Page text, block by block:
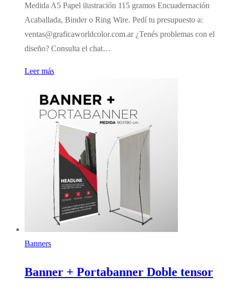
Medida A5 Papel ilustración 115 gramos Encuadernación
Acaballada, Binder o Ring Wire. Pedí tu presupuesto a:
ventas@graficaworldcolor.com.ar ¿Tenés problemas con el
diseño? Consulta el chat…
Leer más
Banners
Banner + Portabanner Doble tensor